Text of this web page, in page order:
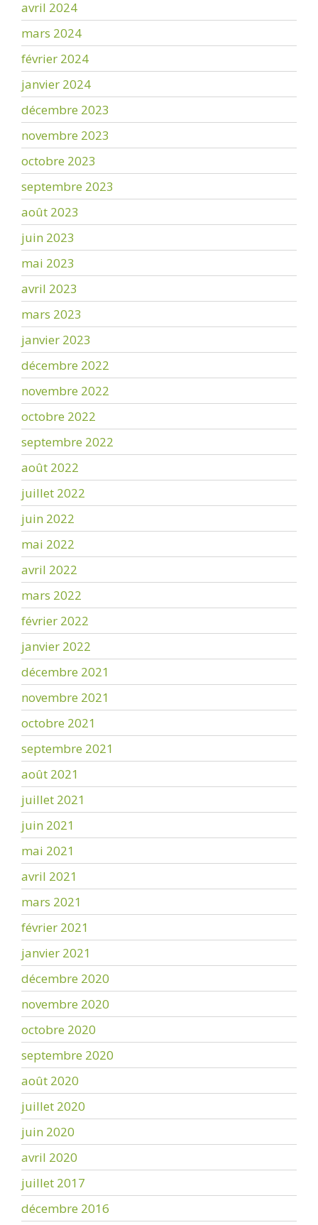
avril 2024
mars 2024
février 2024
janvier 2024
décembre 2023
novembre 2023
octobre 2023
septembre 2023
août 2023
juin 2023
mai 2023
avril 2023
mars 2023
janvier 2023
décembre 2022
novembre 2022
octobre 2022
septembre 2022
août 2022
juillet 2022
juin 2022
mai 2022
avril 2022
mars 2022
février 2022
janvier 2022
décembre 2021
novembre 2021
octobre 2021
septembre 2021
août 2021
juillet 2021
juin 2021
mai 2021
avril 2021
mars 2021
février 2021
janvier 2021
décembre 2020
novembre 2020
octobre 2020
septembre 2020
août 2020
juillet 2020
juin 2020
avril 2020
juillet 2017
décembre 2016